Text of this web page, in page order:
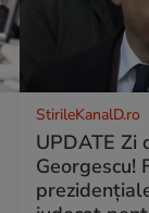
StirileKanalD.ro
UPDATE Zi
Georgescu!